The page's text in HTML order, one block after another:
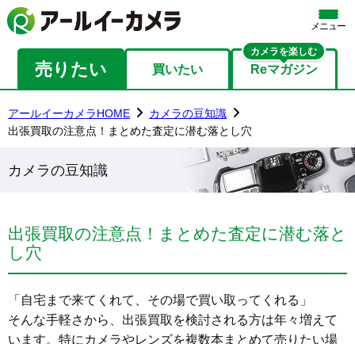
メニュー
売りたい 買いたい Reマガジン
カメラを楽しむ
アールイーカメラHOME
カメラの豆知識
出張買取の注意点！まとめた査定に潜む落とし穴
カメラの豆知識
出張買取の注意点！まとめた査定に潜む落と
し穴
「自宅まで来てくれて、その場で買い取ってくれる」
そんな手軽さから、出張買取を検討される方は年々増えて
います。特にカメラやレンズを複数本まとめて売りたい場